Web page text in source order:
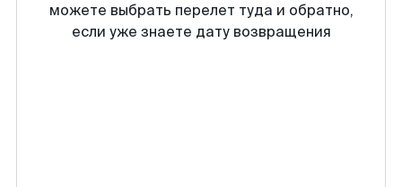
можете выбрать перелет туда и обратно,
если уже знаете дату возвращения